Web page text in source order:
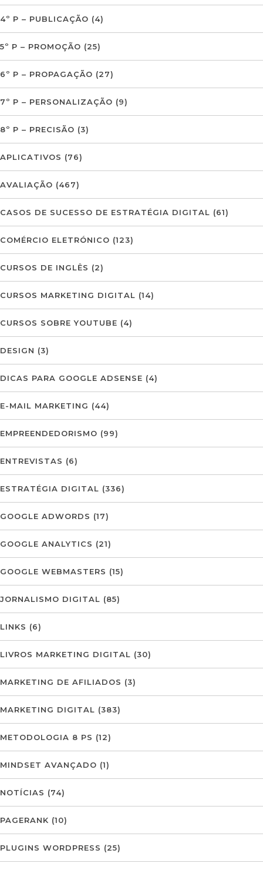
4º P – PUBLICAÇÃO (4)
5º P – PROMOÇÃO (25)
6º P – PROPAGAÇÃO (27)
7º P – PERSONALIZAÇÃO (9)
8º P – PRECISÃO (3)
APLICATIVOS (76)
AVALIAÇÃO (467)
CASOS DE SUCESSO DE ESTRATÉGIA DIGITAL (61)
COMÉRCIO ELETRÓNICO (123)
CURSOS DE INGLÊS (2)
CURSOS MARKETING DIGITAL (14)
CURSOS SOBRE YOUTUBE (4)
DESIGN (3)
DICAS PARA GOOGLE ADSENSE (4)
E-MAIL MARKETING (44)
EMPREENDEDORISMO (99)
ENTREVISTAS (6)
ESTRATÉGIA DIGITAL (336)
GOOGLE ADWORDS (17)
GOOGLE ANALYTICS (21)
GOOGLE WEBMASTERS (15)
JORNALISMO DIGITAL (85)
LINKS (6)
LIVROS MARKETING DIGITAL (30)
MARKETING DE AFILIADOS (3)
MARKETING DIGITAL (383)
METODOLOGIA 8 PS (12)
MINDSET AVANÇADO (1)
NOTÍCIAS (74)
PAGERANK (10)
PLUGINS WORDPRESS (25)